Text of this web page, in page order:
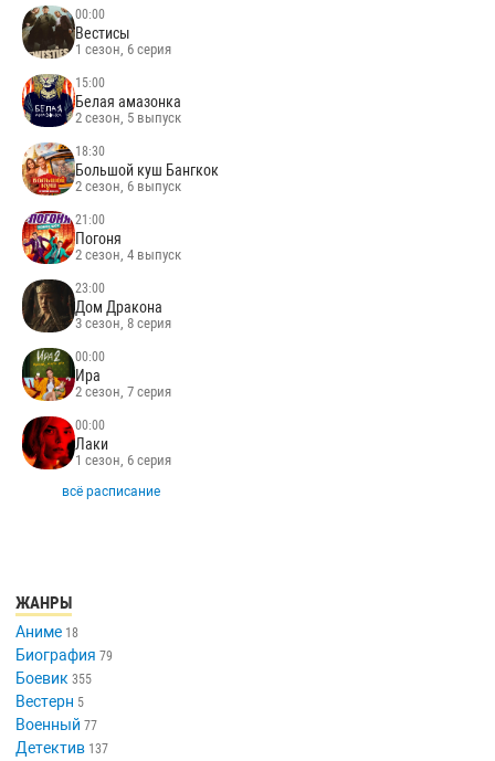
00:00
Вестисы
1 сезон, 6 серия
15:00
Белая амазонка
2 сезон, 5 выпуск
18:30
Большой куш Бангкок
2 сезон, 6 выпуск
21:00
Погоня
2 сезон, 4 выпуск
23:00
Дом Дракона
3 сезон, 8 серия
00:00
Ира
2 сезон, 7 серия
00:00
Лаки
1 сезон, 6 серия
всё расписание
ЖАНРЫ
Аниме 18
Биография 79
Боевик 355
Вестерн 5
Военный 77
Детектив 137